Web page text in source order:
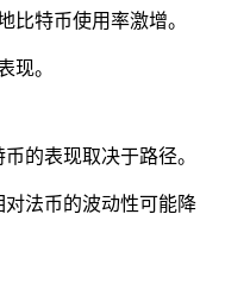
比特币使用率激增。
现。
的表现取决于路径。
法币的波动性可能降